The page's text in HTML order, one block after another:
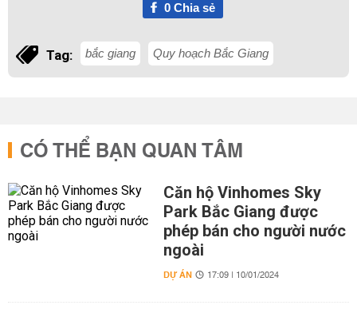
0Chia sẻ
Tag: bắc giang Quy hoạch Bắc Giang
CÓ THỂ BẠN QUAN TÂM
Căn hộ Vinhomes Sky
Park Bắc Giang được
phép bán cho người nước
ngoài
DỰ ÁN 17:09 | 10/01/2024